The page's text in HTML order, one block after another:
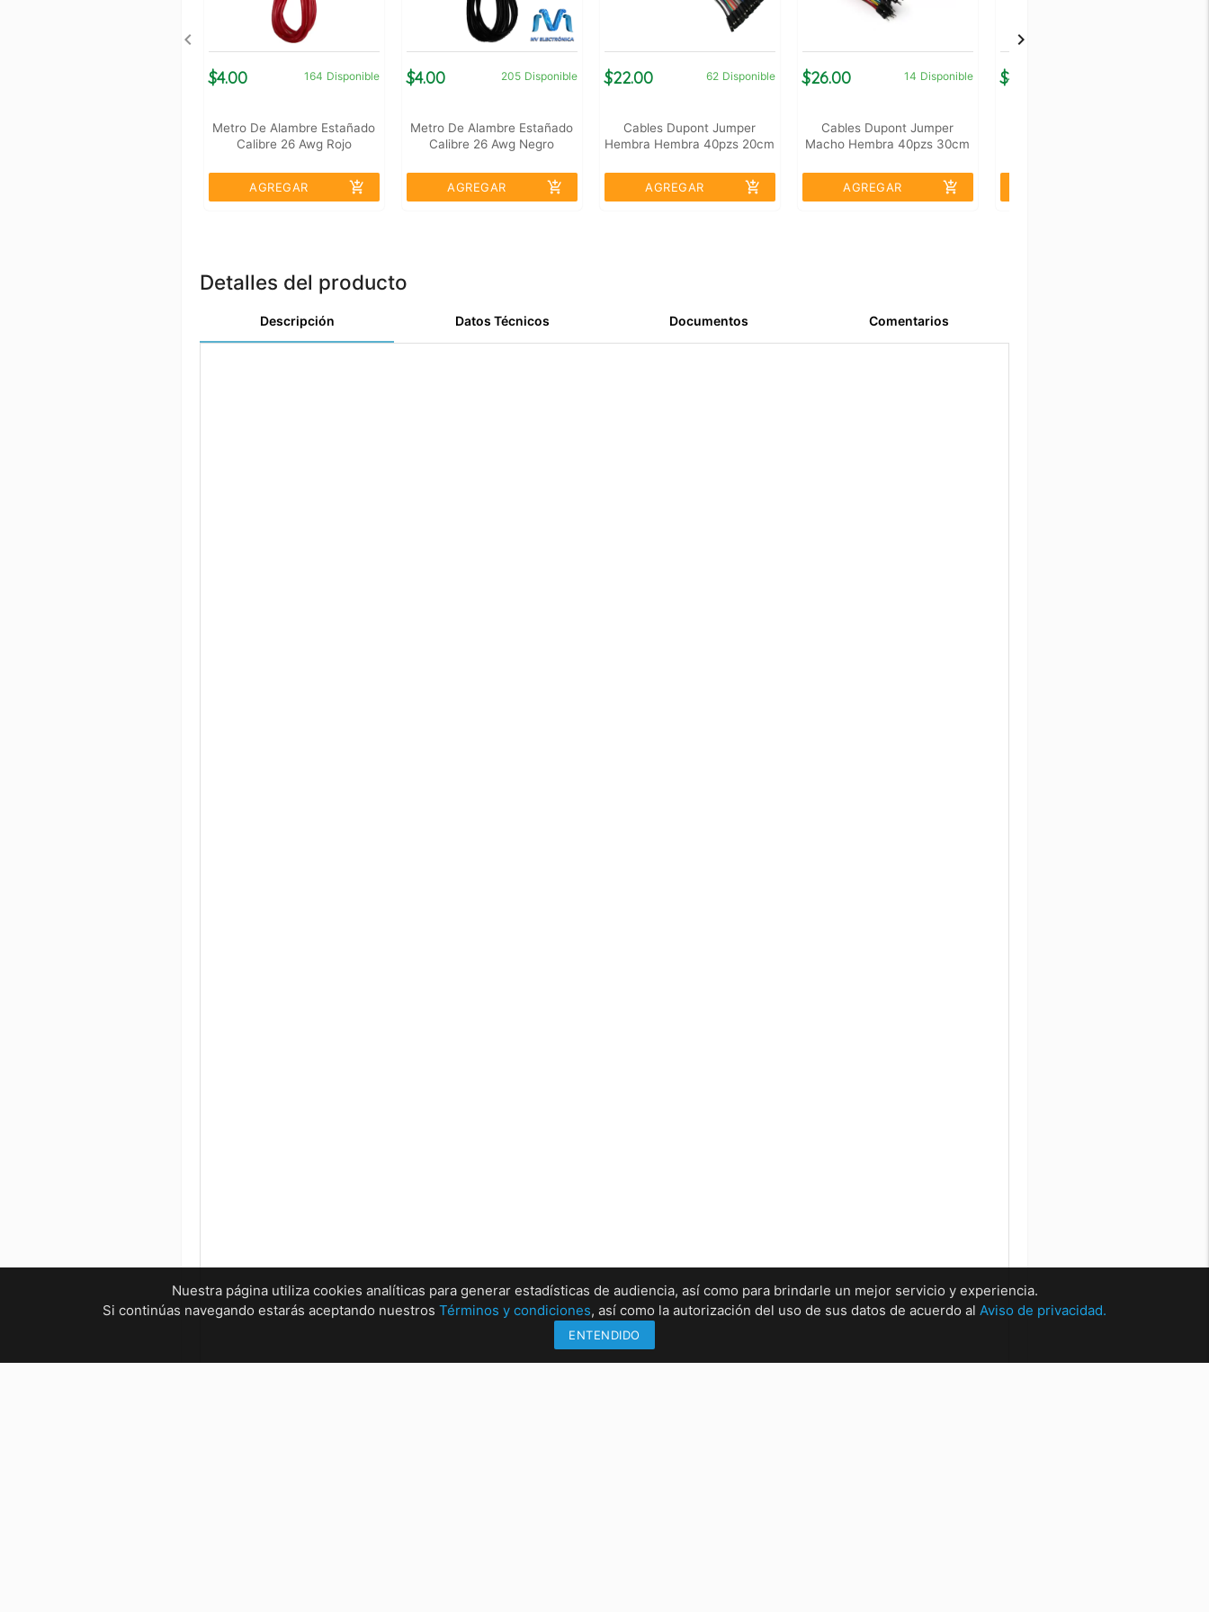
$4.00 164 Disponible
Metro De Alambre Estañado
Calibre 26 Awg Rojo
AGREGAR add_shopping_cart
$4.00 205 Disponible
Metro De Alambre Estañado
Calibre 26 Awg Negro
AGREGAR add_shopping_cart
$22.00 62 Disponible
Cables Dupont Jumper
Hembra Hembra 40pzs 20cm
AGREGAR add_shopping_cart
$26.00 14 Disponible
Cables Dupont Jumper
Macho Hembra 40pzs 30cm
AGREGAR add_shopping_cart
$4.00
Detalles del producto
Descripción Datos Técnicos Documentos Comentarios
Nuestra página utiliza cookies analíticas para generar estadísticas de audiencia, así como para brindarle un mejor servicio y experiencia.
Si continúas navegando estarás aceptando nuestros Términos y condiciones, así como la autorización del uso de sus datos de acuerdo al Aviso de privacidad.
ENTENDIDO